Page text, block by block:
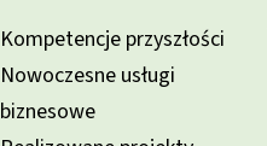
Kompetencje przyszłości
Nowoczesne usługi
biznesowe